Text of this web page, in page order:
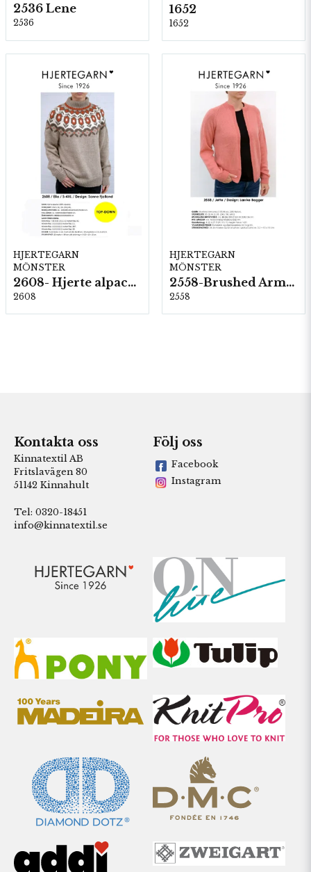
2536 Lene
2536
1652
1652
HJERTEGARN
MÖNSTER
2608- Hjerte alpacka
2608
HJERTEGARN
MÖNSTER
2558-Brushed Armonia
2558
Kontakta oss
Kinnatextil AB
Fritslavägen 80
51142 Kinnahult
Tel: 0320-18451
info@kinnatextil.se
Följ oss
Facebook
Instagram